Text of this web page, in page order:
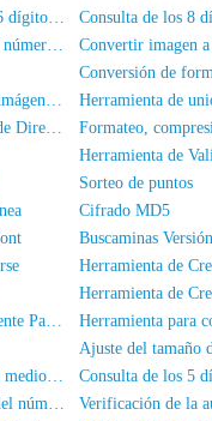
Consulta de los primeros 6 dígitos del número de DNI
Verificación del nombre y número de identificación
Conversión de
Cambiador de tamaño de imágenes en lotes
Herramienta de
Consulta de Información de Dirección IP
Sorteo de puntos
Cifrado MD5
Buscaminas
biblioteca de iconos de fuente PaymentFont
Ajuste del tamaño
Consultar los 4 dígitos del medio del número de teléfono
Consulta de la ubicación del número de teléfono móvil